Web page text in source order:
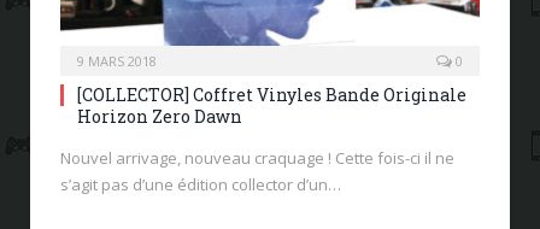
9 MARS 2018 0
[COLLECTOR] Coffret Vinyles Bande Originale
Horizon Zero Dawn
Nouvel arrivage, nouveau craquage ! Cette fois-ci il ne
s’agit pas d’une édition collector d’un…